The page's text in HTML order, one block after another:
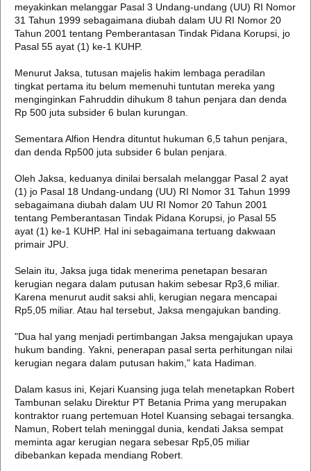
meyakinkan melanggar Pasal 3 Undang-undang (UU) RI Nomor
31 Tahun 1999 sebagaimana diubah dalam UU RI Nomor 20
Tahun 2001 tentang Pemberantasan Tindak Pidana Korupsi, jo
Pasal 55 ayat (1) ke-1 KUHP.
Menurut Jaksa, tutusan majelis hakim lembaga peradilan
tingkat pertama itu belum memenuhi tuntutan mereka yang
menginginkan Fahruddin dihukum 8 tahun penjara dan denda
Rp 500 juta subsider 6 bulan kurungan.
Sementara Alfion Hendra dituntut hukuman 6,5 tahun penjara,
dan denda Rp500 juta subsider 6 bulan penjara.
Oleh Jaksa, keduanya dinilai bersalah melanggar Pasal 2 ayat
(1) jo Pasal 18 Undang-undang (UU) RI Nomor 31 Tahun 1999
sebagaimana diubah dalam UU RI Nomor 20 Tahun 2001
tentang Pemberantasan Tindak Pidana Korupsi, jo Pasal 55
ayat (1) ke-1 KUHP. Hal ini sebagaimana tertuang dakwaan
primair JPU.
Selain itu, Jaksa juga tidak menerima penetapan besaran
kerugian negara dalam putusan hakim sebesar Rp3,6 miliar.
Karena menurut audit saksi ahli, kerugian negara mencapai
Rp5,05 miliar. Atau hal tersebut, Jaksa mengajukan banding.
"Dua hal yang menjadi pertimbangan Jaksa mengajukan upaya
hukum banding. Yakni, penerapan pasal serta perhitungan nilai
kerugian negara dalam putusan hakim," kata Hadiman.
Dalam kasus ini, Kejari Kuansing juga telah menetapkan Robert
Tambunan selaku Direktur PT Betania Prima yang merupakan
kontraktor ruang pertemuan Hotel Kuansing sebagai tersangka.
Namun, Robert telah meninggal dunia, kendati Jaksa sempat
meminta agar kerugian negara sebesar Rp5,05 miliar
dibebankan kepada mendiang Robert.